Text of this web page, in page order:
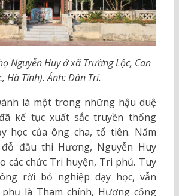
Nguyễn Huy ở xã Trường Lộc, Can
Hà Tĩnh). Ảnh: Dân Trí.
là một trong những hậu duệ
kế tục xuất sắc truyền thống
học của ông cha, tổ tiên. Năm
đỗ đầu thi Hương, Nguyễn Huy
các chức Tri huyện, Tri phủ. Tuy
rời bỏ nghiệp dạy học, vẫn
là Tham chính, Hương cống